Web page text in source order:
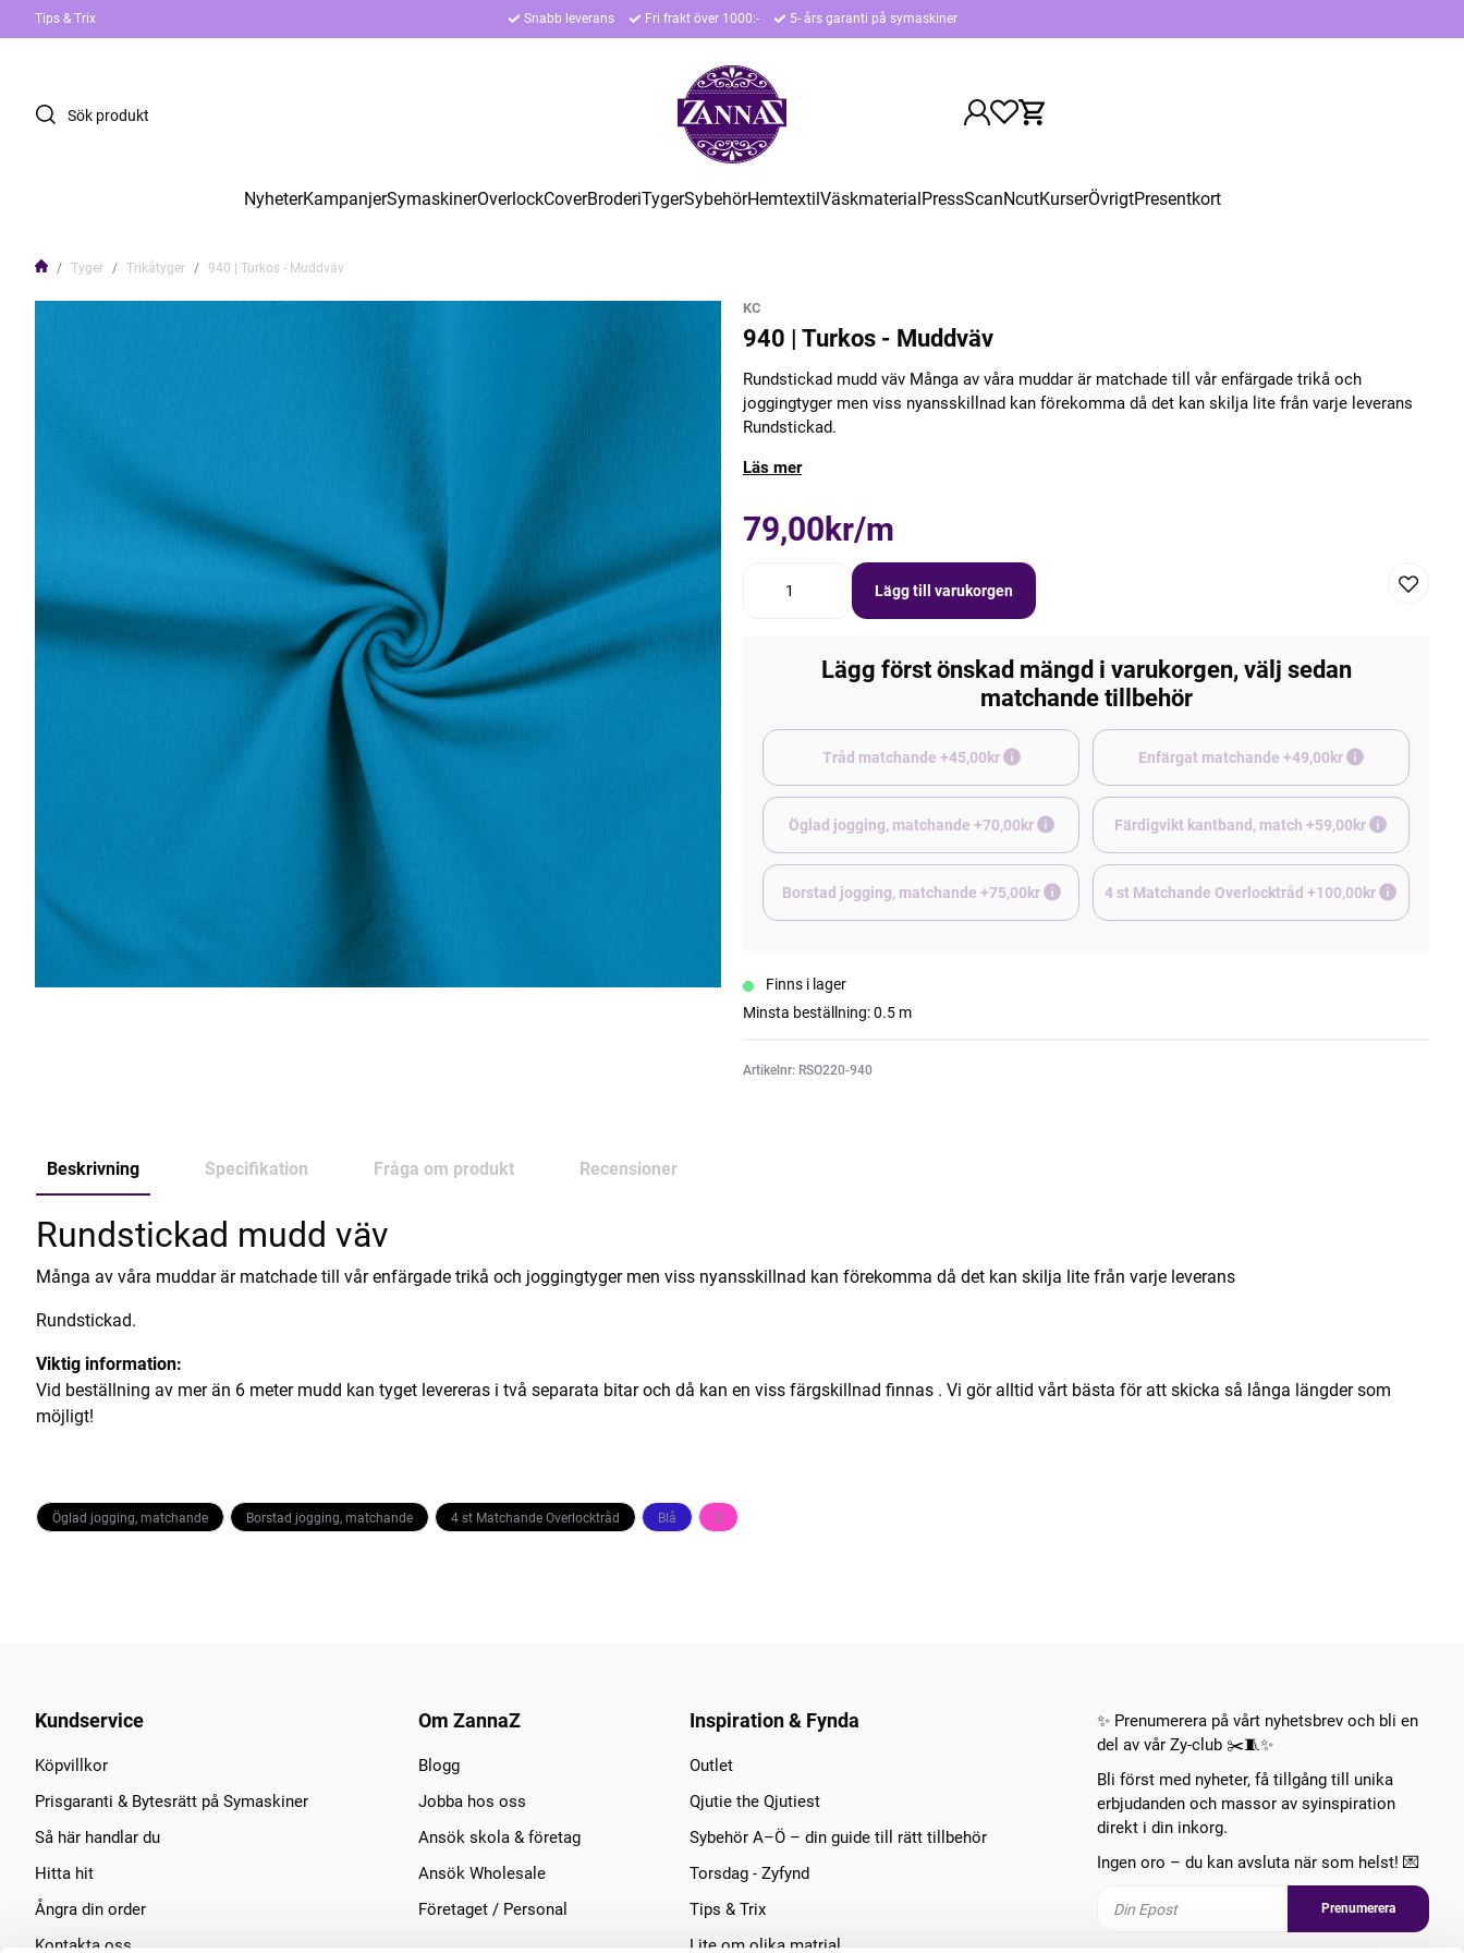
Tips & Trix Snabb leverans Fri frakt över 1000:- 5- års garanti på symaskiner
NyheterKampanjerSymaskinerOverlockCoverBroderiTygerSybehörHemtextilVäskmaterialPressScanNcutKurserÖvrigtPresentkort
Tyger Trikåtyger 940 | Turkos - Muddväv
KC
940 | Turkos - Muddväv
Rundstickad mudd väv Många av våra muddar är matchade till vår enfärgade trikå och
joggingtyger men viss nyansskillnad kan förekomma då det kan skilja lite från varje leverans
Rundstickad.
Läs mer
79,00kr/m
Lägg till varukorgen
Lägg först önskad mängd i varukorgen, välj sedan
matchande tillbehör
Tråd matchande +45,00kr Enfärgat matchande +49,00kr
Öglad jogging, matchande +70,00kr Färdigvikt kantband, match +59,00kr
Borstad jogging, matchande +75,00kr 4 st Matchande Overlocktråd +100,00kr
Finns i lager
Minsta beställning: 0.5 m
Artikelnr: RSO220-940
Beskrivning Specifikation Fråga om produkt Recensioner
Rundstickad mudd väv
Många av våra muddar är matchade till vår enfärgade trikå och joggingtyger men viss nyansskillnad kan förekomma då det kan skilja lite från varje leverans
Rundstickad.
Viktig information:
Vid beställning av mer än 6 meter mudd kan tyget levereras i två separata bitar och då kan en viss färgskillnad finnas . Vi gör alltid vårt bästa för att skicka så långa längder som
möjligt!
Öglad jogging, matchande Borstad jogging, matchande 4 st Matchande Overlocktråd Blå B
Kundservice
Köpvillkor
Prisgaranti & Bytesrätt på Symaskiner
Så här handlar du
Hitta hit
Ångra din order
Kontakta oss
Om ZannaZ
Blogg
Jobba hos oss
Ansök skola & företag
Ansök Wholesale
Företaget / Personal
Inspiration & Fynda
Outlet
Qjutie the Qjutiest
Sybehör A–Ö – din guide till rätt tillbehör
Torsdag - Zyfynd
Tips & Trix
Lite om olika matrial
✨ Prenumerera på vårt nyhetsbrev och bli en
del av vår Zy-club ✂️🧵✨
Bli först med nyheter, få tillgång till unika
erbjudanden och massor av syinspiration
direkt i din inkorg.
Ingen oro – du kan avsluta när som helst! 💌
Prenumerera